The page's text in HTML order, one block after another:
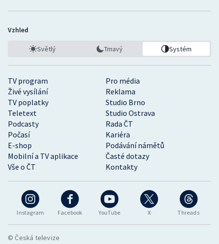
Instagram Facebook YouTube X Threads
TV program
Pro média
Živé vysílání
Reklama
TV poplatky
Studio Brno
Teletext
Studio Ostrava
Podcasty
Rada ČT
Počasí
Kariéra
E-shop
Podávání námětů
Mobilní a TV aplikace
Časté dotazy
Vše o ČT
Kontakty
Vzhled
Světlý Tmavý Systém
© Česká televize